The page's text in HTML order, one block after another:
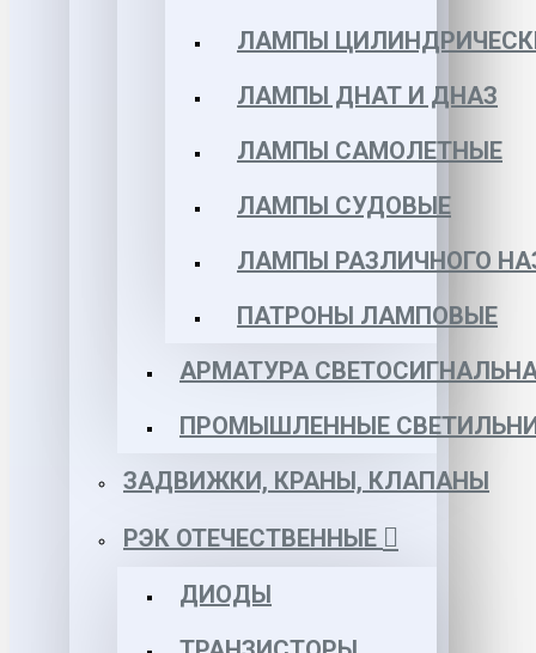
ЛАМПЫ
ЛАМПЫ ДНАТ И ДНАЗ
ЛАМПЫ САМОЛЕТНЫЕ
ЛАМПЫ СУДОВЫЕ
ЛАМПЫ РАЗЛИЧНОГО
ПАТРОНЫ ЛАМПОВЫЕ
АРМАТУРА
ПРОМЫШЛЕННЫЕ
ЗАДВИЖКИ, КРАНЫ, КЛАПАНЫ
РЭК ОТЕЧЕСТВЕННЫЕ
ДИОДЫ